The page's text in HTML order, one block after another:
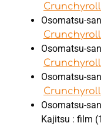
Crunchyroll
Osomatsu-
Crunchyroll
Osomatsu-
Crunchyroll
Osomatsu-
Crunchyroll
Osomatsu-
Kajitsu : film